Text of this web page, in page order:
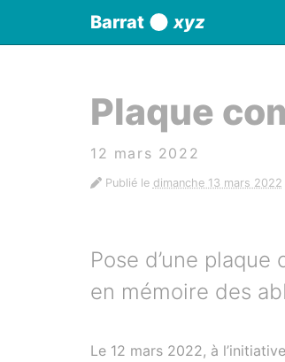
Barrat xyz
Plaque
12 mars 2022
Publié le dimanche 13 mars 2022
Pose d’une
en mémoire des
Le 12 mars 2022, à
Panneau de gestion des cookies